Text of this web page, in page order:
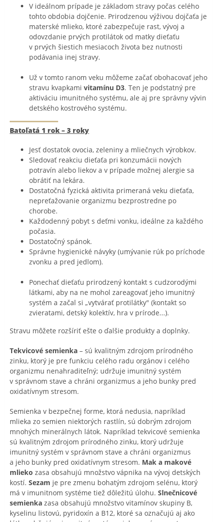
V ideálnom prípade je základom stravy počas celého
tohto obdobia dojčenie. Prirodzenou výživou dojčaťa je
materské mlieko, ktoré zabezpečuje rast, vývoj a
odovzdanie prvých protilátok od matky dieťaťu
v prvých šiestich mesiacoch života bez nutnosti
podávania inej stravy.
Už v tomto ranom veku môžeme začať obohacovať jeho
stravu kvapkami vitamínu D3. Ten je podstatný pre
aktiváciu imunitného systému, ale aj pre správny vývin
detského kostrového systému.
Batoľatá 1 rok – 3 roky
Jesť dostatok ovocia, zeleniny a mliečnych výrobkov.
Sledovať reakciu dieťaťa pri konzumácii nových
potravín alebo liekov a v prípade možnej alergie sa
obrátiť na lekára.
Dostatočná fyzická aktivita primeraná veku dieťaťa,
nepreťažovanie organizmu bezprostredne po
chorobe.
Každodenný pobyt s deťmi vonku, ideálne za každého
počasia.
Dostatočný spánok.
Správne hygienické návyky (umývanie rúk po príchode
zvonku a pred jedlom).
Ponechať dieťaťu prirodzený kontakt s cudzorodými
látkami, aby na ne mohol zareagovať jeho imunitný
systém a začal si „vytvárať protilátky" (kontakt so
zvieratami, detský kolektív, hra v prírode...).
Stravu môžete rozšíriť ešte o ďalšie produkty a doplnky.
Tekvicové semienka – sú kvalitným zdrojom prírodného
zinku, ktorý je pre funkciu celého radu orgánov i celého
organizmu nenahraditeľný; udržuje imunitný systém
v správnom stave a chráni organizmus a jeho bunky pred
oxidatívnym stresom.
Semienka v bezpečnej forme, ktorá nedusia, napríklad
mlieka zo semien niektorých rastlín, sú dobrým zdrojom
mnohých minerálnych látok. Napríklad tekvicové semienka
sú kvalitným zdrojom prírodného zinku, ktorý udržuje
imunitný systém v správnom stave a chráni organizmus
a jeho bunky pred oxidatívnym stresom. Mak a makové
mlieko zasa obsahujú množstvo vápnika na vývoj detských
kostí. Sezam je pre zmenu bohatým zdrojom selénu, ktorý
má v imunitnom systéme tiež dôležitú úlohu. Slnečnicové
semienka zasa obsahujú množstvo vitamínov skupiny B,
kyselinu listovú, pyridoxín a B12, ktoré sa označujú aj ako